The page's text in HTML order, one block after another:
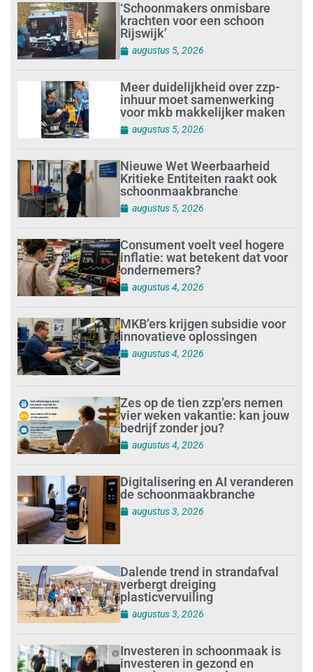
‘Schoonmakers onmisbare
krachten voor een schoon
Rijswijk’
augustus 5, 2026
Meer duidelijkheid over zzp-
inhuur moet samenwerking
voor mkb makkelijker maken
augustus 5, 2026
Nieuwe Wet Weerbaarheid
Kritieke Entiteiten raakt ook
schoonmaakbranche
augustus 5, 2026
Consument voelt veel hogere
inflatie: wat betekent dat voor
ondernemers?
augustus 4, 2026
MKB’ers krijgen subsidie voor
innovatieve oplossingen
augustus 4, 2026
Zes op de tien zzp’ers nemen
vier weken vakantie: kan jouw
bedrijf zonder jou?
augustus 4, 2026
Digitalisering en AI veranderen
de schoonmaakbranche
augustus 3, 2026
Dalende trend in strandafval
verbergt dreiging
plasticvervuiling
augustus 3, 2026
Investeren in schoonmaak is
investeren in gezond en